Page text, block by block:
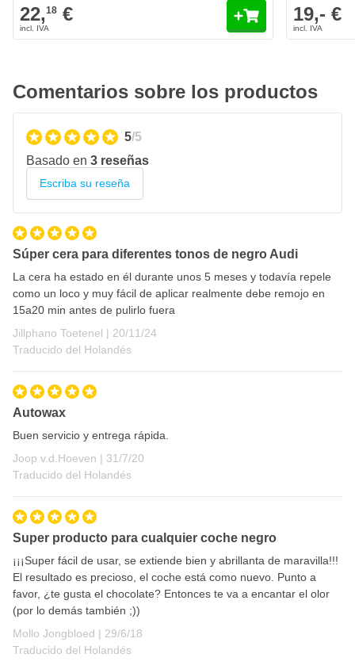
22,18 € 19,- €
Comentarios sobre los productos
5/5
Basado en 3 reseñas
Escriba su reseña
Súper cera para diferentes tonos de negro Audi
La cera ha estado en él durante unos 5 meses y todavía repele
como un loco y muy fácil de aplicar realmente debe remojo en
15a20 min antes de pulirlo fuera
Jillphano Toetenel | 20 de noviembre de 2024
20/11/24
Traducido del Holandés
Autowax
Buen servicio y entrega rápida.
Joop v.d.Hoeven | 31 de julio de 2020
31/7/20
Traducido del Holandés
Super producto para cualquier coche negro
¡¡¡Super fácil de usar, se extiende bien y abrillanta de maravilla!!!
El resultado es precioso, el coche está como nuevo. Punto a
favor, ¿te gusta el chocolate? Entonces te va a encantar el olor
(por lo demás también ;))
Mollo Jongbloed | 29 de junio de 2018
29/6/18
Traducido del Holandés